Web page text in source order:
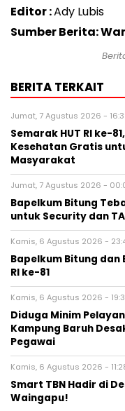
Editor :Ady Lubis
Sumber Berita:
BERITA TERKAIT
Jumat, 7 Agustus 2026 -
Semarak HUT RI ke-
Kesehatan Gratis
Masyarakat
Jumat, 7 Agustus 2026 -
Bapelkum Bitung
untuk Security dan
Kamis, 6 Agustus 2026 -
Bapelkum Bitung dan
RI ke-81
Kamis, 6 Agustus 2026 -
Diduga Minim
Kampung Baruh
Pegawai
Kamis, 6 Agustus 2026 -
Smart TBN Hadir di
Waingapu!